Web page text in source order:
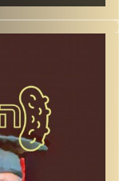
המערכת
דוד ופרופסור